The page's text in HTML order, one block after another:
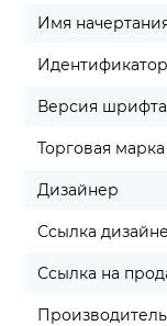
Имя
Версия шрифта
Торговая марка
Дизайнер
Ссылка
Ссылка на
Производитель